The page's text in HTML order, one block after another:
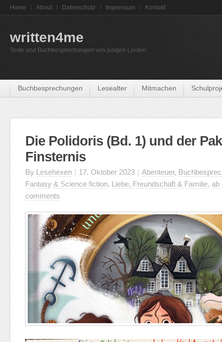
Home About Datenschutz Impressum Kontakt
written4me
Texte und Buchbesprechungen von jungen Leuten
Buchbesprechungen Lesealter Mitmachen
Die Polidoris (Bd. 1) und der
Finsternis
By Lesehexen | 17. Oktober 2023 | Abenteuer,
Fantasy & Science fiction, Liebe, Freundschaft & Familie, ab
comments